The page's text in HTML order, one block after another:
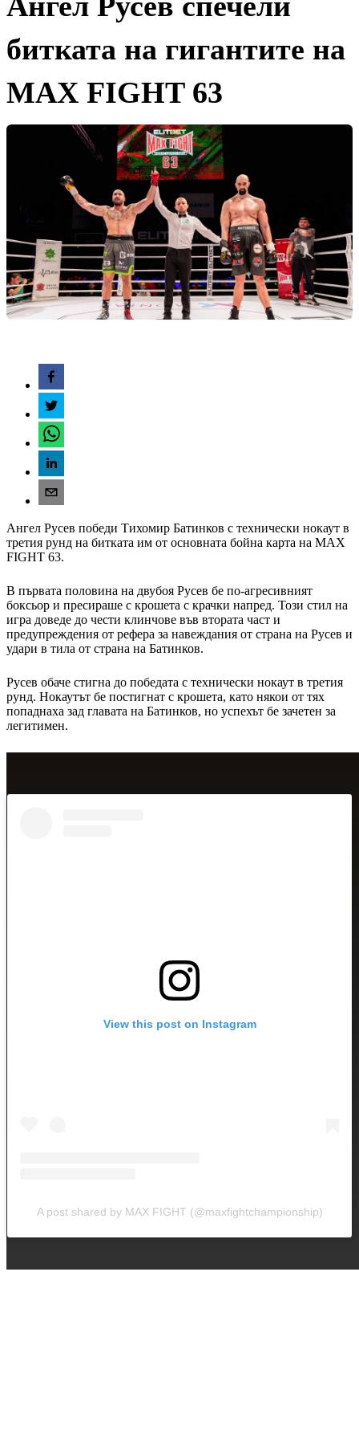
битката на гигантите на
MAX FIGHT 63
Ангел Русев победи Тихомир Батинков с технически нокаут в
третия рунд на битката им от основната бойна карта на MAX
FIGHT 63.
В първата половина на двубоя Русев бе по-агресивният
боксьор и пресираше с крошета с крачки напред. Този стил на
игра доведе до чести клинчове във втората част и
предупреждения от рефера за навеждания от страна на Русев и
удари в тила от страна на Батинков.
Русев обаче стигна до победата с технически нокаут в третия
рунд. Нокаутът бе постигнат с крошета, като някои от тях
попаднаха зад главата на Батинков, но успехът бе зачетен за
легитимен.
View this post on Instagram
A post shared by MAX FIGHT (@maxfightchampionship)